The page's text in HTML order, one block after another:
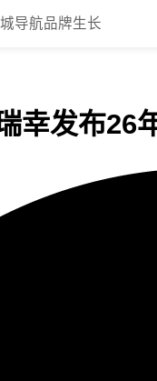
导航品牌生长
幸发布26